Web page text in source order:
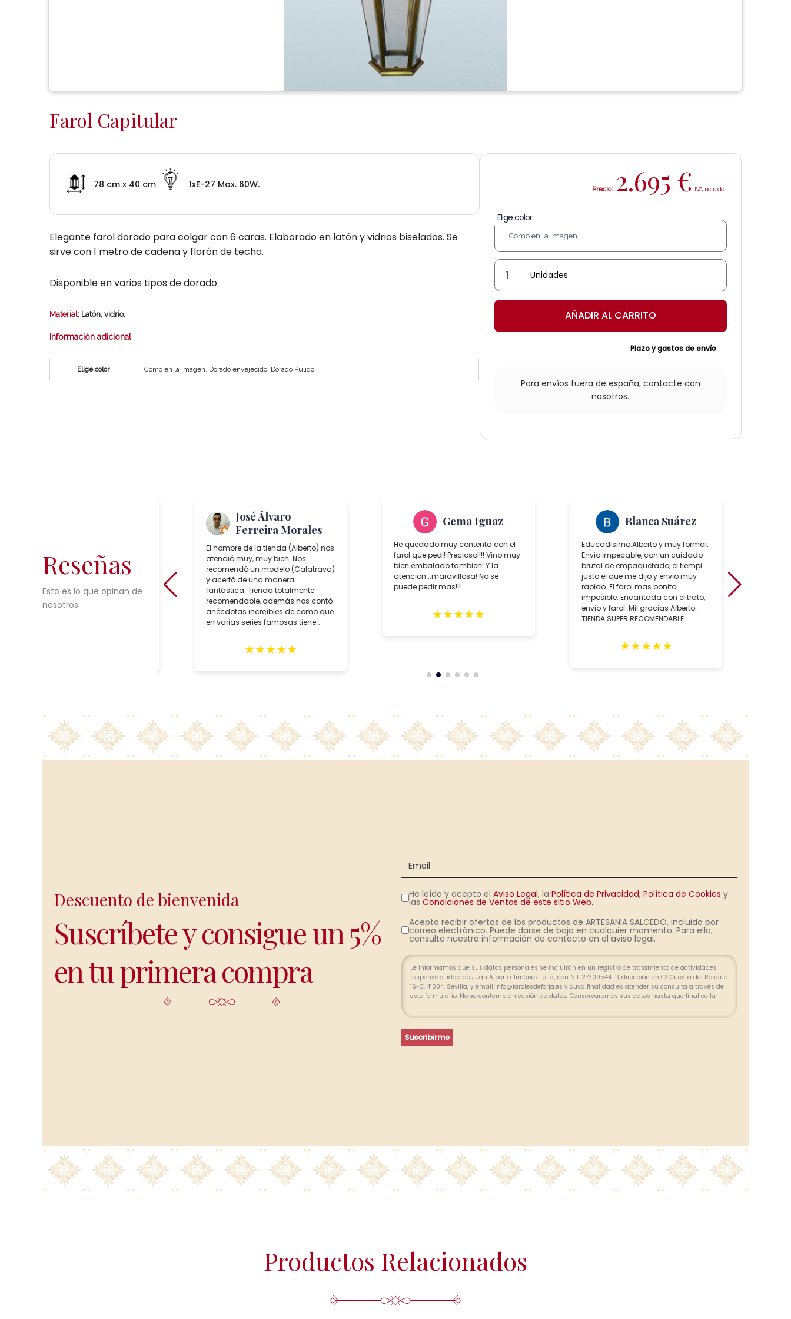
Farol Capitular
78 cm x 40 cm 1xE-27 Max. 60W.
Elegante farol dorado para colgar con 6 caras. Elaborado en latón y vidrios biselados. Se
sirve con 1 metro de cadena y florón de techo.
Disponible en varios tipos de dorado.
Material: Latón, vidrio.
Información adicional
Elige color Como en la imagen, Dorado envejecido, Dorado Pulido
Precio: 2.695 €
Elige color
Farol
Capitular
cantidad
AÑADIR AL CARRITO
Plazo y gastos de envío
Para envíos fuera de españa, contacte con
nosotros.
Reseñas
Esto es lo que opinan de
nosotros
lamp shop in Seville, Spain which
sells incredible choices of
bespoke artisan crafted lighting.
During our trip to Seville in February,
remind us of our wonderful trip to
Seville. Highly recommend this
José Álvaro
Ferreira Morales
El hombre de la tienda (Alberto) nos
atendió muy, muy bien. Nos
recomendó un modelo (Calatrava)
y acertó de una manera
fantástica. Tienda totalmente
recomendable, además nos contó
anécdotas increíbles de como que
en varias series famosas tiene
★★★★★
Gema Iguaz
He quedado muy contenta con el
farol que pedi! Precioso!!!! Vino muy
bien embalado tambien! Y la
atencion...maravillosa! No se
puede pedir mas!!!
★★★★★
Blanca Suárez
Educadisimo.Alberto y muy formal.
Envio impecable, con un cuidado
brutal de empaquetado, el tiempi
justo el que me dijo y envio muy
rapido. El farol mas bonito
imposible. Encantada con el trato,
envio y farol. Mil gracias Alberto.
TIENDA SUPER RECOMENDABLE
★★★★★
Descuento de bienvenida
Suscríbete y consigue un 5%
en tu primera compra
He leído y acepto el Aviso Legal, la Política de Privacidad, Política de Cookies y
las Condiciones de Ventas de este sitio Web.
Acepto recibir ofertas de los productos de ARTESANIA SALCEDO, incluido por
correo electrónico. Puede darse de baja en cualquier momento. Para ello,
consulte nuestra información de contacto en el aviso legal.
Le informamos que sus datos personales se incluirán en un registro de tratamiento de actividades
responsabilidad de Juan Alberto Jiménez Tello., con NIF 27309544-B, dirección en C/ Cuesta del Rosario
16-C, 41004, Sevilla, y email info@farolesdeforja.es y cuya finalidad es atender su consulta a través de
este formulario. No se contemplan cesión de datos. Conservaremos sus datos hasta que finalice la
portabilidad de sus datos y la limitación u oposición en las direcciones indicadas. En caso de
Suscribirme
Productos Relacionados